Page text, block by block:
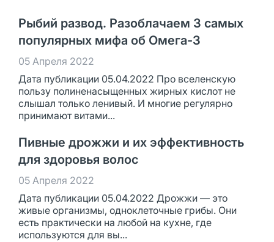
Рыбий развод. Разоблачаем 3 самых
популярных мифа об Омега-3
05 Апреля 2022
Дата публикации 05.04.2022 Про вселенскую
пользу полиненасыщенных жирных кислот не
слышал только ленивый. И многие регулярно
принимают витами...
Пивные дрожжи и их эффективность
для здоровья волос
05 Апреля 2022
Дата публикации 05.04.2022 Дрожжи — это
живые организмы, одноклеточные грибы. Они
есть практически на любой на кухне, где
используются для вы...